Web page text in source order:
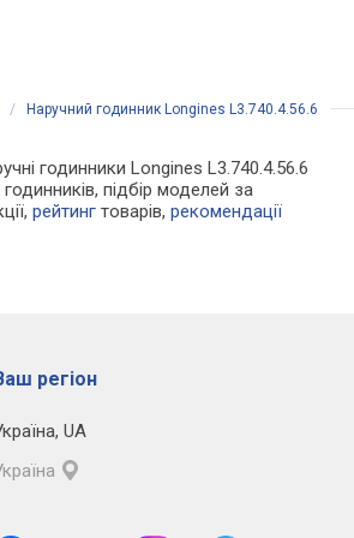
/ Наручний годинник Longines L3.740.4.56.6
годинники Longines L3.740.4.56.6
підбір моделей за
рейтинг товарів,рекомендації
регіон
, UA